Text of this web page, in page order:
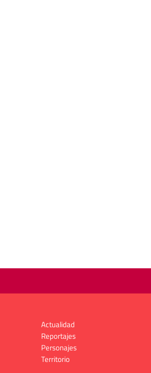
Actualidad
Reportajes
Personajes
Territorio